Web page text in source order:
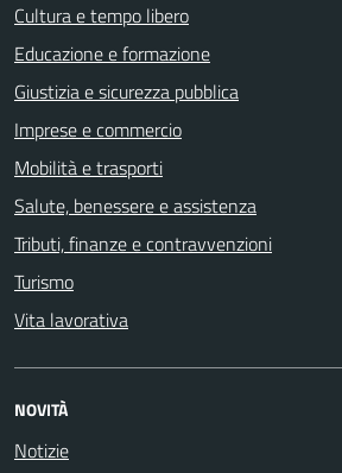
Cultura e tempo libero
Educazione e formazione
Giustizia e sicurezza pubblica
Imprese e commercio
Mobilità e trasporti
Salute, benessere e assistenza
Tributi, finanze e contravvenzioni
Turismo
Vita lavorativa
NOVITÀ
Notizie